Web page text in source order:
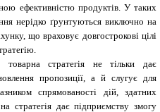
ефективністю продуктів. У таких
нерідко ґрунтуються виключно на
що враховує довгострокові цілі
стратегія не тільки дає
пропозиції, а й слугує для
спрямованості дій, здатних
стратегія дає підприємству змогу